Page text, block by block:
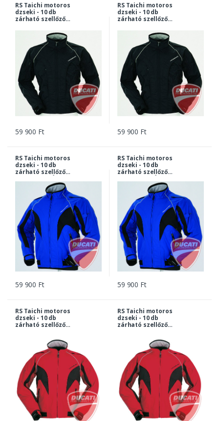
RS Taichi motoros
dzseki - 10 db
zárható szellőző
M
59 900 Ft
RS Taichi motoros
dzseki - 10 db
zárható szellőző
XL
59 900 Ft
RS Taichi motoros
dzseki - 10 db
zárható szellőző
59 900 Ft
RS Taichi motoros
dzseki - 10 db
zárható szellőző
59 900 Ft
RS Taichi motoros
dzseki - 10 db
zárható szellőző
RS Taichi motoros
dzseki - 10 db
zárható szellőző